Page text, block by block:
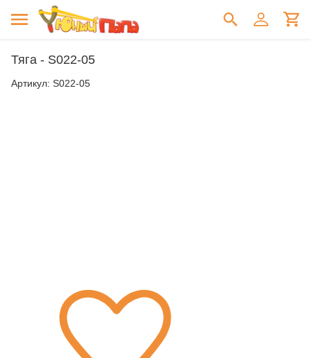
Тяга - S022-05
Артикул: S022-05